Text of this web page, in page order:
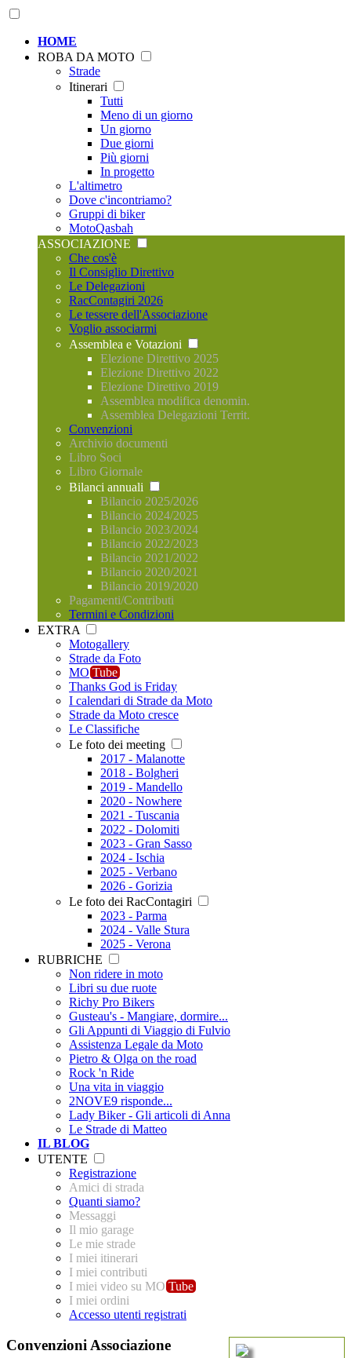
HOME
ROBA DA MOTO
Strade
Itinerari
Tutti
Meno di un giorno
Un giorno
Due giorni
Più giorni
In progetto
L'altimetro
Dove c'incontriamo?
Gruppi di biker
MotoQasbah
ASSOCIAZIONE
Che cos'è
Il Consiglio Direttivo
Le Delegazioni
RacContagiri 2026
Le tessere dell'Associazione
Voglio associarmi
Assemblea e Votazioni
Elezione Direttivo 2025
Elezione Direttivo 2022
Elezione Direttivo 2019
Assemblea modifica denomin.
Assemblea Delegazioni Territ.
Convenzioni
Archivio documenti
Libro Soci
Libro Giornale
Bilanci annuali
Bilancio 2025/2026
Bilancio 2024/2025
Bilancio 2023/2024
Bilancio 2022/2023
Bilancio 2021/2022
Bilancio 2020/2021
Bilancio 2019/2020
Pagamenti/Contributi
Termini e Condizioni
EXTRA
Motogallery
Strade da Foto
MO Tube
Thanks God is Friday
I calendari di Strade da Moto
Strade da Moto cresce
Le Classifiche
Le foto dei meeting
2017 - Malanotte
2018 - Bolgheri
2019 - Mandello
2020 - Nowhere
2021 - Tuscania
2022 - Dolomiti
2023 - Gran Sasso
2024 - Ischia
2025 - Verbano
2026 - Gorizia
Le foto dei RacContagiri
2023 - Parma
2024 - Valle Stura
2025 - Verona
RUBRICHE
Non ridere in moto
Libri su due ruote
Richy Pro Bikers
Gusteau's - Mangiare, dormire...
Gli Appunti di Viaggio di Fulvio
Assistenza Legale da Moto
Pietro & Olga on the road
Rock 'n Ride
Una vita in viaggio
2NOVE9 risponde...
Lady Biker - Gli articoli di Anna
Le Strade di Matteo
IL BLOG
UTENTE
Registrazione
Amici di strada
Quanti siamo?
Messaggi
Il mio garage
Le mie strade
I miei itinerari
I miei contributi
I miei video su MO Tube
I miei ordini
Accesso utenti registrati
Convenzioni Associazione